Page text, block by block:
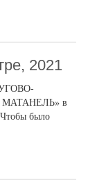
2021
в
было